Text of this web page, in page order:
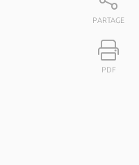
PARTAGE
PDF